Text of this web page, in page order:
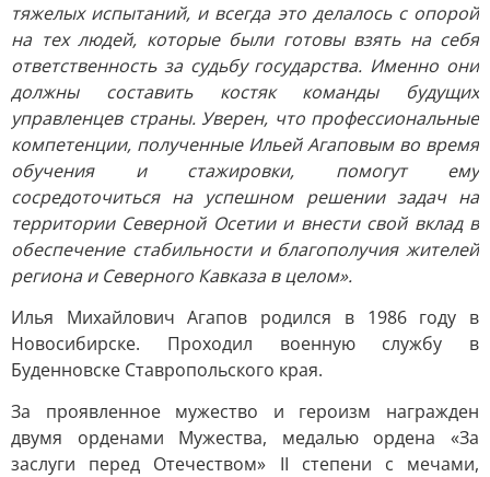
тяжелых испытаний, и всегда это делалось с опорой
на тех людей, которые были готовы взять на себя
ответственность за судьбу государства. Именно они
должны составить костяк команды будущих
управленцев страны. Уверен, что профессиональные
компетенции, полученные Ильей Агаповым во время
обучения и стажировки, помогут ему
сосредоточиться на успешном решении задач на
территории Северной Осетии и внести свой вклад в
обеспечение стабильности и благополучия жителей
региона и Северного Кавказа в целом».
Илья Михайлович Агапов родился в 1986 году в
Новосибирске. Проходил военную службу в
Буденновске Ставропольского края.
За проявленное мужество и героизм награжден
двумя орденами Мужества, медалью ордена «За
заслуги перед Отечеством» II степени с мечами,